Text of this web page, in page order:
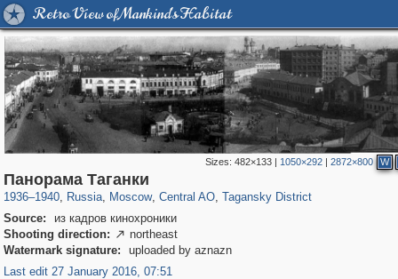
Retro View of Mankind's Habitat
Sizes:482×133 | 1050×292 |2872×800 W
Панорама Таганки
1936–1940, Russia
1,405,779
, Moscow
319,716 8,286
, Central AO
159,930
, Tagansky District
Source:
из кадров кинохроники
Shooting direction:  northeast
Watermark signature:
uploaded by aznazn
Last edit 27 January 2016, 07:51